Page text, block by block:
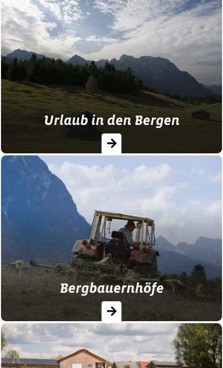
Auf einigen Ferienhöfen wird sogar das
Schlafen zum Abenteuer: Ob Baumhaus,
Schlaffass oder mit Minischafen: Hier zu
den sechs außergewöhnlichen…
Urlaub in den Bergen
Bergurlaub in Bayern lockt mit
einzigartigen Wander-Erlebnissen
Bergbauernhöfe
Wunderbare Unterkünfte mit dem Charme